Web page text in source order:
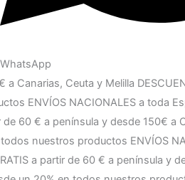
WhatsApp
Ceuta y Melilla DESCUENTOS
a toda EspañaPRODUCTOS
a Canarias, Ceuta y Melilla
NACIONALES a toda España
y desde 150€ a Canarias, Ceuta y